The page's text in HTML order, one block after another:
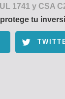
1741 y CSA
tu